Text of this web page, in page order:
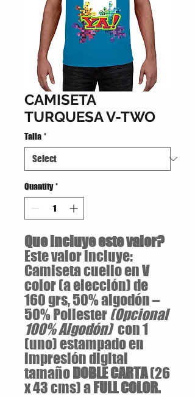
CAMISETA
TURQUESA V-TWO
Talla *
Quantity *
Que incluye este valor?
Este valor incluye:
Camiseta cuello en V
color (a elección) de
160 grs, 50% algodón –
50% Poliester(Opcional
100% Algodón)con 1
(uno) estampado en
impresión digital
tamaño DOBLE CARTA(26
x 43 cms) a FULL COLOR.